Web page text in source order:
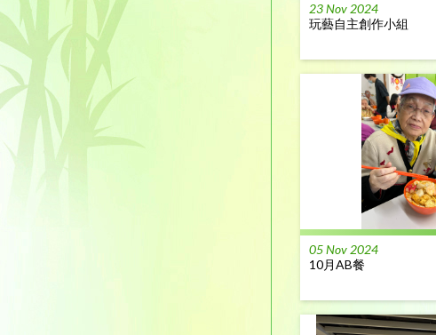
23 Nov 2024
玩藝自主創作小組
05 Nov 2024
10月AB餐